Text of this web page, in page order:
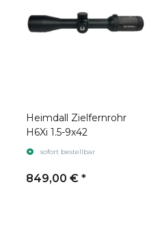
Heimdall Zielfernrohr
H6Xi 1.5-9x42
sofort bestellbar
849,00 € *